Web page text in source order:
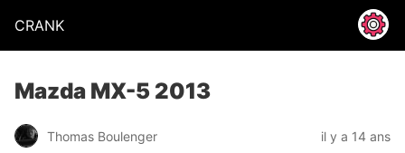
CRANK
Mazda MX-5 2013
Thomas Boulenger il y a 14 ans